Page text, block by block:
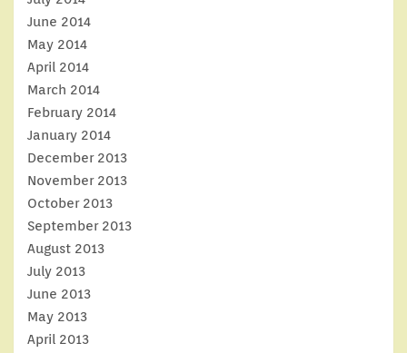
June 2014
May 2014
April 2014
March 2014
February 2014
January 2014
December 2013
November 2013
October 2013
September 2013
August 2013
July 2013
June 2013
May 2013
April 2013